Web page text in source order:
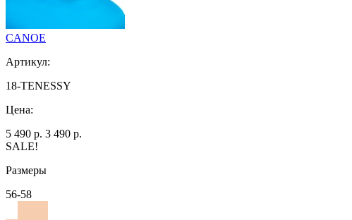
CANOE
Артикул:
18-TENESSY
Цена:
5 490 р. 3 490 р.
SALE!
Размеры
56-58